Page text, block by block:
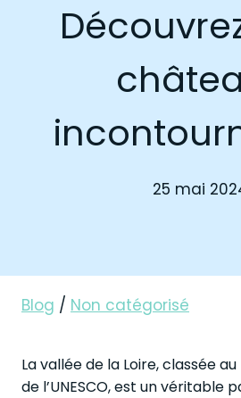
25 mai
Blog / Non catégorisé
La vallée de la Loire, classée
de l’UNESCO, est un véritable